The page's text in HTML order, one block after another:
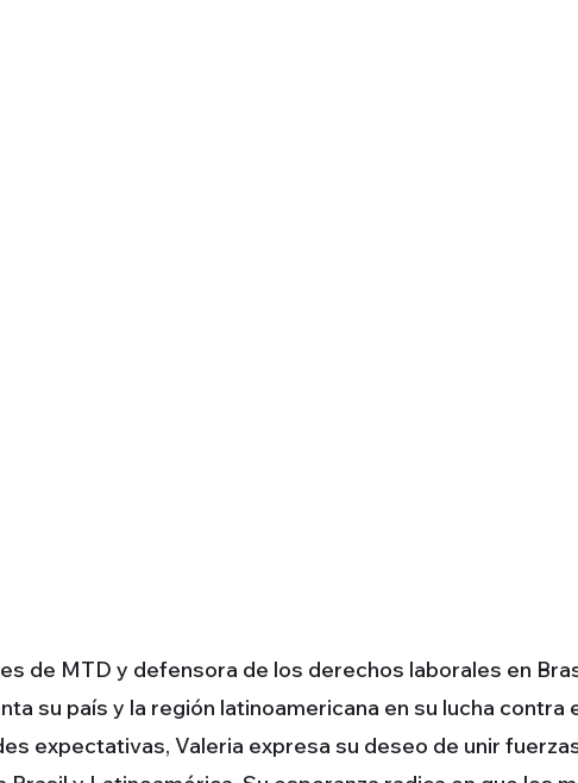
de MTD y defensora de los derechos laborales en
su país y la región latinoamericana en su lucha contra
expectativas, Valeria expresa su deseo de unir